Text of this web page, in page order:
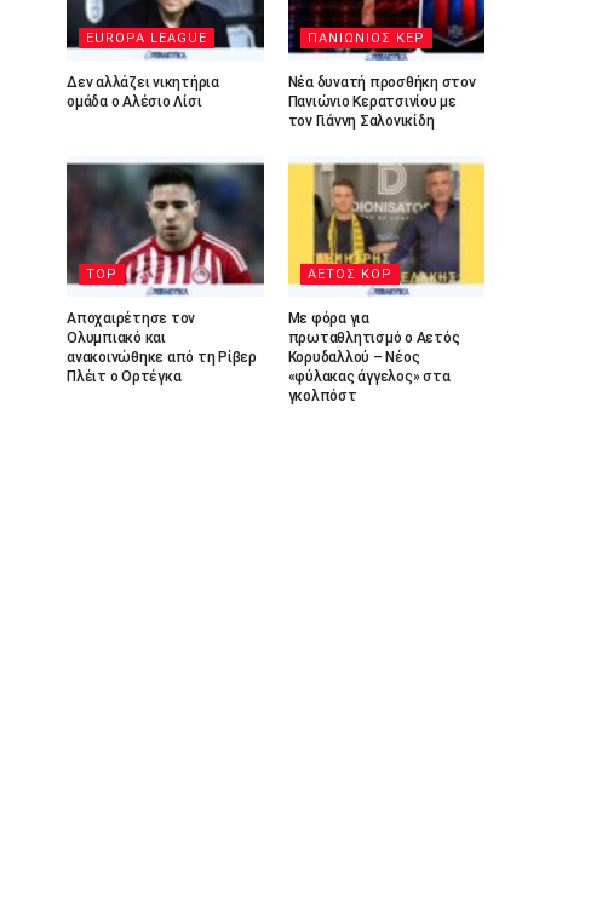
EUROPA LEAGUE
Δεν αλλάζει νικητήρια
ομάδα ο Αλέσιο Λίσι
ΠΑΝΙΩΝΙΟΣ ΚΕΡ
Νέα δυνατή προσθήκη στον
Πανιώνιο Κερατσινίου με
τον Γιάννη Σαλονικίδη
TOP
Αποχαιρέτησε τον
Ολυμπιακό και
ανακοινώθηκε από τη Ρίβερ
Πλέιτ ο Ορτέγκα
ΑΕΤΟΣ ΚΟΡ
Με φόρα για
πρωταθλητισμό ο Αετός
Κορυδαλλού – Νέος
«φύλακας άγγελος» στα
γκολπόστ